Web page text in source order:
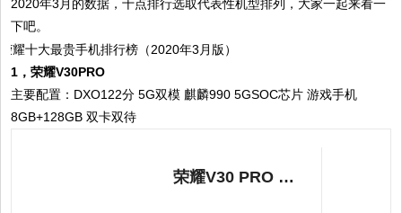
2020年3月的数据，十点排行选取代表性机型排列，大家一起来看一
下吧。
1，荣耀V30PRO
主要配置：DXO122分 5G双模 麒麟990 5GSOC芯片 游戏手机
8GB+128GB 双卡双待
荣耀V30 PRO 李现同款 DXO122分 5G双模 麒麟990 5GSOC芯片 双超级快充 游戏手机8GB+128GB冰岛幻境 双卡双待